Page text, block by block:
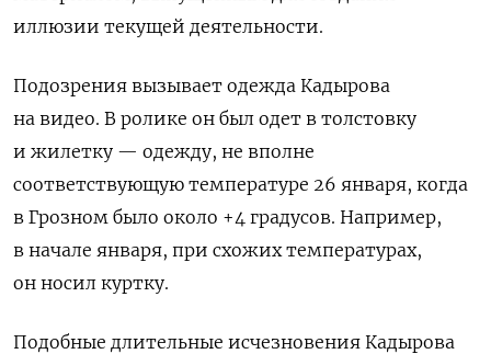
иллюзии текущей деятельности.
Подозрения вызывает одежда Кадырова
на видео. В ролике он был одет в толстовку
и жилетку — одежду, не вполне
соответствующую температуре 26 января, когда
в Грозном было около +4 градусов. Например,
в начале января, при схожих температурах,
он носил куртку.
Подобные длительные исчезновения Кадырова